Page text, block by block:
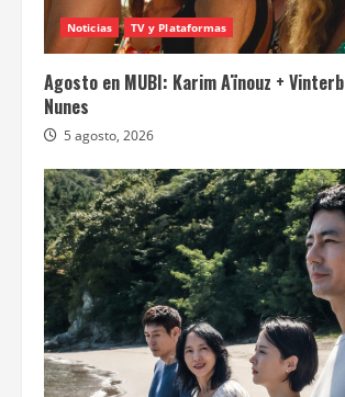
Noticias TV y Plataformas
Agosto en MUBI: Karim Aïnouz +
Nunes
5 agosto, 2026